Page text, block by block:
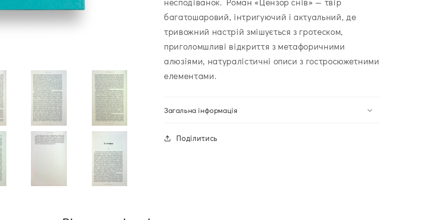
багатошаровий, інтригуючий і актуальний, де
тривожний настрій змішується з гротеском,
приголомшливі відкриття з метафоричними
алюзіями, натуралістичні описи з гостросюжетними
елементами.
Загальна інформація
Поділитись